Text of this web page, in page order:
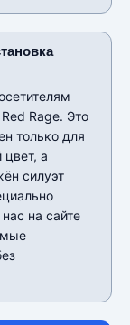
Rage. Это
только для
цвет, а
силуэт
на сайте